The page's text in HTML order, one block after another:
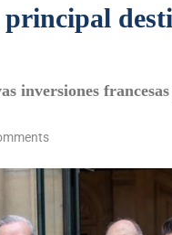
inversiones